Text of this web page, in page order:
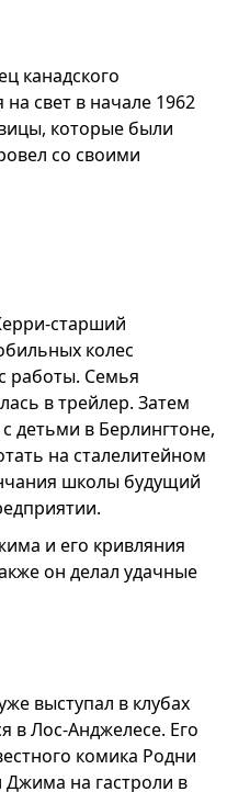
канадского
свет в начале 1962
которые были
со своими
старший
колес
работы. Семья
в трейлер. Затем
детьми в Берлингтоне,
на сталелитейном
школы будущий
и его кривляния
он делал удачные
выступал в клубах
в Лос-Анджелесе. Его
комика Родни
на гастроли в